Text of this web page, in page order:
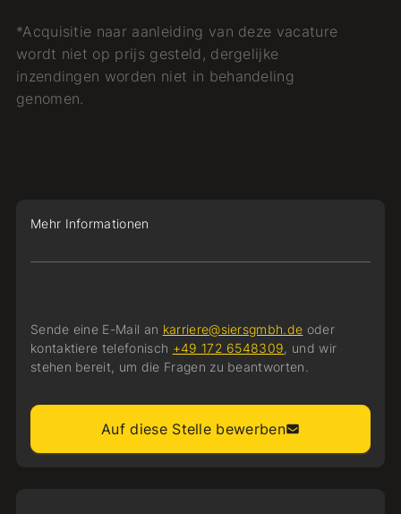
*Acquisitie naar aanleiding van deze vacature
wordt niet op prijs gesteld, dergelijke
inzendingen worden niet in behandeling
genomen.
Mehr Informationen
Sende eine E-Mail an karriere@siersgmbh.de oder
kontaktiere telefonisch +49 172 6548309, und wir
stehen bereit, um die Fragen zu beantworten.
Auf diese Stelle bewerben